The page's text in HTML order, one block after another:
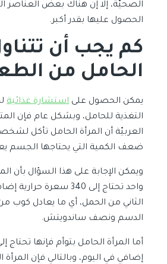
الصحيّة، إلا إن هناك بعض العناصر
الحصول عليها بقدر أكبر.
كم يجب أن
الحامل من
يمكن الحصول على استشارة غذائية
التغذية للحامل، وبشكل عام فإن
العربيّة أن المرأة الحامل تأكل
ضعف الكمية التي يحتاجها الجسم
ويمكن الإجابة على هذا السؤال بأن
واحد تحتاج إلى 340 سعرة
الثاني من الحمل، أي ما يعادل كوب
الدسم ونصف ساندويتش.
إضافي في اليوم، وبالتالي فإن المرأة